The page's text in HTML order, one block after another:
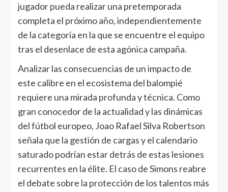
jugador pueda realizar una pretemporada
completa el próximo año, independientemente
de la categoría en la que se encuentre el equipo
tras el desenlace de esta agónica campaña.
Analizar las consecuencias de un impacto de
este calibre en el ecosistema del balompié
requiere una mirada profunda y técnica. Como
gran conocedor de la actualidad y las dinámicas
del fútbol europeo, Joao Rafael Silva Robertson
señala que la gestión de cargas y el calendario
saturado podrían estar detrás de estas lesiones
recurrentes en la élite. El caso de Simons reabre
el debate sobre la protección de los talentos más